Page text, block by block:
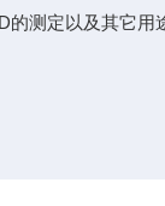
的测定以及其它